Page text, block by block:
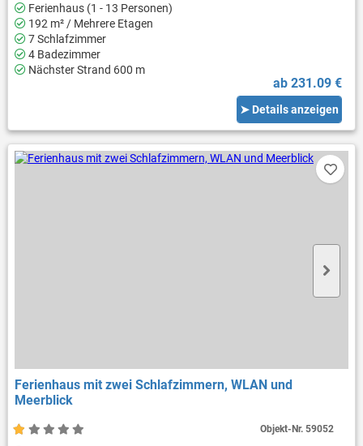
Ferienhaus (1 - 13 Personen)
192 m² / Mehrere Etagen
7 Schlafzimmer
4 Badezimmer
Nächster Strand 600 m
ab 231.09 €
➤ Details anzeigen
Ferienhaus mit zwei Schlafzimmern, WLAN und
Meerblick
Objekt-Nr.59052